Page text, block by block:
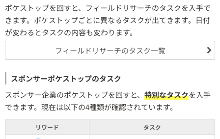
ポケストップを回すと、フィールドリサーチのタスクを入手で
きます。ポケストップごとに異なるタスクが出てきます。日付
が変わるとタスクの内容も変わります。
フィールドリサーチのタスク一覧
スポンサーポケストップのタスク
スポンサー企業のポケストップを回すと、 特別なタスクを入手
できます。現在は以下の4種類が確認されています。
リワード タスク